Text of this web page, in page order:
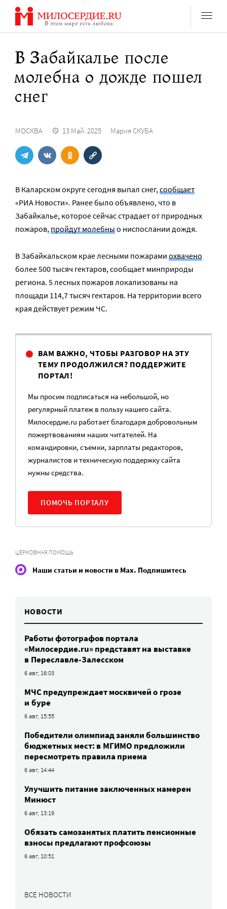
Перейти
содержанию
В Забайкалье после
молебна о дожде пошел
снег
МОСКВА 13 Май. 2025 Мария СКУБА
В Каларском округе сегодня выпал снег,сообщает
«РИА Новости». Ранее было объявлено, что в
Забайкалье, которое сейчас страдает от природных
пожаров,пройдут молебныо ниспослании дождя.
В Забайкальском крае лесными пожарами охвачено
более 500 тысяч гектаров, сообщает минприроды
региона. 5 лесных пожаров локализованы на
площади 114,7 тысяч гектаров. На территории всего
края действует режим ЧС.
ВАМ ВАЖНО, ЧТОБЫ РАЗГОВОР НА ЭТУ
ТЕМУ ПРОДОЛЖИЛСЯ? ПОДДЕРЖИТЕ
ПОРТАЛ!
Мы просим подписаться на небольшой, но
регулярный платеж в пользу нашего сайта.
Милосердие.ru работает благодаря добровольным
пожертвованиям наших читателей. На
командировки, съемки, зарплаты редакторов,
журналистов и техническую поддержку сайта
нужны средства.
ПОМОЧЬ ПОРТАЛУ
ЦЕРКОВНАЯ ПОМОЩЬ
Наши статьи и новости в Max. Подпишитесь
НОВОСТИ
Работы фотографов портала
«Милосердие.ru» представят на выставке
в Переславле-Залесском
6 авг, 16:03
МЧС предупреждает москвичей о грозе
и буре
6 авг, 15:55
Победители олимпиад заняли большинство
бюджетных мест: в МГИМО предложили
пересмотреть правила приема
6 авг, 14:44
Улучшить питание заключенных намерен
Минюст
6 авг, 13:19
Обязать самозанятых платить пенсионные
взносы предлагают профсоюзы
6 авг, 10:51
ВСЕ НОВОСТИ